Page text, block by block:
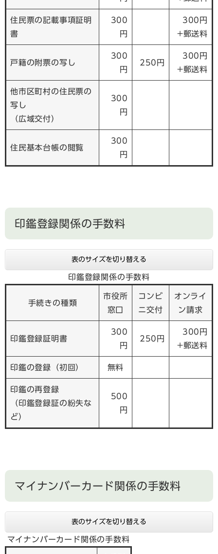
住民票の記載事項証明
書
300
円
300円
+郵送料
戸籍の附票の写し
300
円
250円
300円
+郵送料
他市区町村の住民票の
写し
（広域交付）
300
円
住民基本台帳の閲覧
300
円
印鑑登録関係の手数料
表のサイズを切り替える
印鑑登録関係の手数料
手続きの種類
市役所
窓口
コンビ
ニ交付
オンライ
ン請求
印鑑登録証明書
300
円
250円
300円
+郵送料
印鑑の登録（初回） 無料
印鑑の再登録
（印鑑登録証の紛失な
ど）
500
円
マイナンバーカード関係の手数料
表のサイズを切り替える
マイナンバーカード関係の手数料